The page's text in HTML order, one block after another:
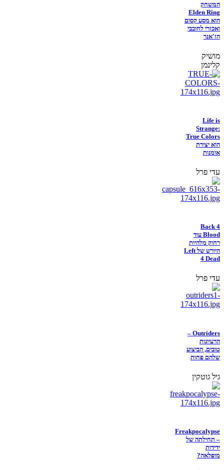
המשחק
Elden Ring
הוא מסע קסום
ואכזרי לחובבי
הז'אנר
מושיק
קלינמן
Life is
Strange:
True Colors
הוא יצירת
אומנות
עדי פרל
Back 4
Blood עוד
רחוק מלהיות
היורש של Left
4 Dead
עדי פרל
Outriders –
הרעיונות
טובים, הביצוע
שלהם פחות
גיל גוטקין
Freakpocalypse
– תחילתה של
ידידות
מופלאה?